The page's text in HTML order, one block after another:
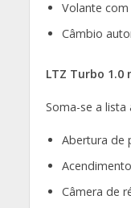
Volante
Câmbio
LTZ Turbo 1.0
Soma-se a lista
Abertura de
Câmera de